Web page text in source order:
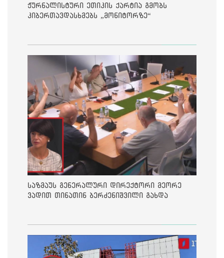
ჟურნალისტური ეთიკის ქარტია გმობს
კიბერთავდასხმებს „მონიტორზე“
საზმაუს გენერალური დირექტორი მეორე
ვადით თინათინ ბერძენიშვილი გახდა